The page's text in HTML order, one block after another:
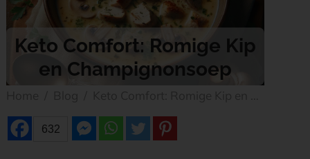
Keto Comfort: Romige Kip
en Champignonsoep
632